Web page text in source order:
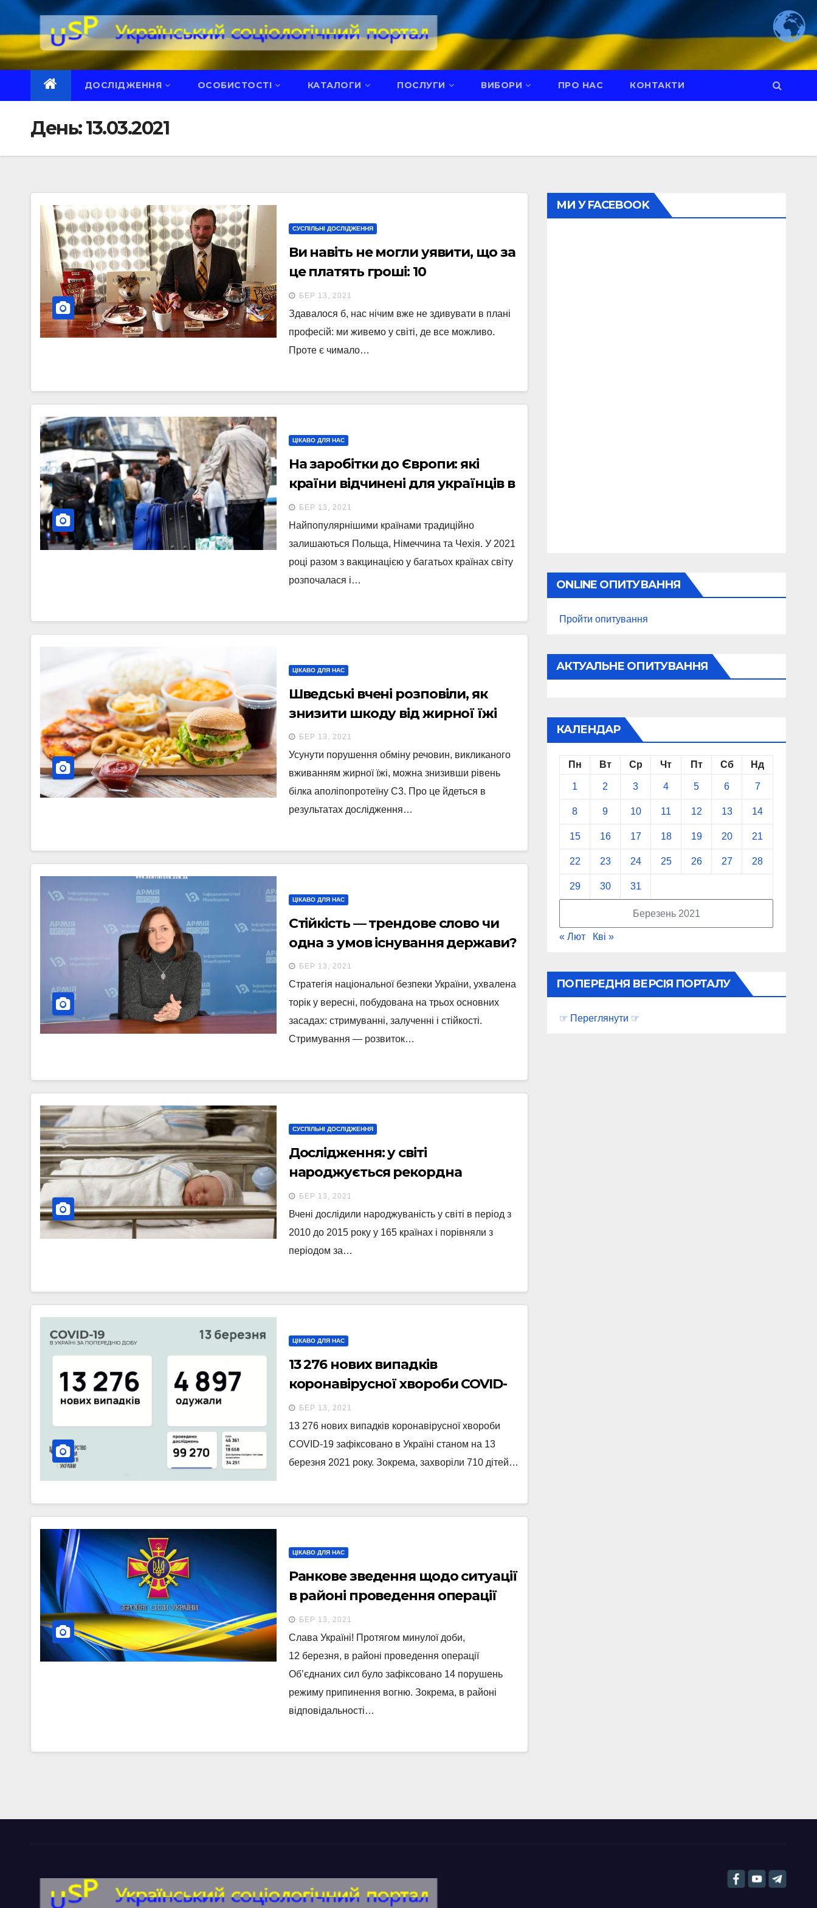
Перейти
вмісту
ДОСЛІДЖЕННЯ ОСОБИСТОСТІ КАТАЛОГИ ПОСЛУГИ ВИБОРИ ПРО НАС КОНТАКТИ
День:13.03.2021
СУСПІЛЬНІ ДОСЛІДЖЕННЯ
Ви навіть не могли уявити, що за
це платять гроші: 10
найдивніших професій
БЕР 13, 2021
Здавалося б, нас нічим вже не здивувати в плані
професій: ми живемо у світі, де все можливо.
Проте є чимало…
ЦІКАВО ДЛЯ НАС
На заробітки до Європи: які
країни відчинені для українців в
умовах коронавірусної кризи
БЕР 13, 2021
Найпопулярнішими країнами традиційно
залишаються Польща, Німеччина та Чехія. У 2021
році разом з вакцинацією у багатьох країнах світу
розпочалася і…
ЦІКАВО ДЛЯ НАС
Шведські вчені розповіли, як
знизити шкоду від жирної їжі
БЕР 13, 2021
Усунути порушення обміну речовин, викликаного
вживанням жирної їжі, можна знизивши рівень
білка аполіпопротеїну C3. Про це йдеться в
результатах дослідження…
ЦІКАВО ДЛЯ НАС
Стійкість — трендове слово чи
одна з умов існування держави?
БЕР 13, 2021
Стратегія національної безпеки України, ухвалена
торік у вересні, побудована на трьох основних
засадах: стримуванні, залученні і стійкості.
Стримування — розвиток…
СУСПІЛЬНІ ДОСЛІДЖЕННЯ
Дослідження: у світі
народжується рекордна
кількість близнюків. Пояснюємо
чому
БЕР 13, 2021
Вчені дослідили народжуваність у світі в період з
2010 до 2015 року у 165 країнах і порівняли з
періодом за…
ЦІКАВО ДЛЯ НАС
13 276 нових випадків
коронавірусної хвороби COVID-
19 зафіксовано в Україні станом
на 13 березня 2021 року.
БЕР 13, 2021
13 276 нових випадків коронавірусної хвороби
COVID-19 зафіксовано в Україні станом на 13
березня 2021 року. Зокрема, захворіли 710 дітей…
ЦІКАВО ДЛЯ НАС
Ранкове зведення щодо ситуації
в районі проведення операції
Об’єднаних сил станом на 7.00 13
березня 2021 року
БЕР 13, 2021
Слава Україні! Протягом минулої доби,
12 березня, в районі проведення операції
Об’єднаних сил було зафіксовано 14 порушень
режиму припинення вогню. Зокрема, в районі
відповідальності…
МИ У FACEBOOK
ONLINE ОПИТУВАННЯ
Пройти опитування
АКТУАЛЬНЕ ОПИТУВАННЯ
КАЛЕНДАР
Березень 2021
Пн Вт Ср Чт Пт Сб Нд
1 2 3 4 5 6 7
8 9 10 11 12 13 14
15 16 17 18 19 20 21
22 23 24 25 26 27 28
29 30 31
« Лют Кві »
ПОПЕРЕДНЯ ВЕРСІЯ ПОРТАЛУ
☞ Переглянути ☞